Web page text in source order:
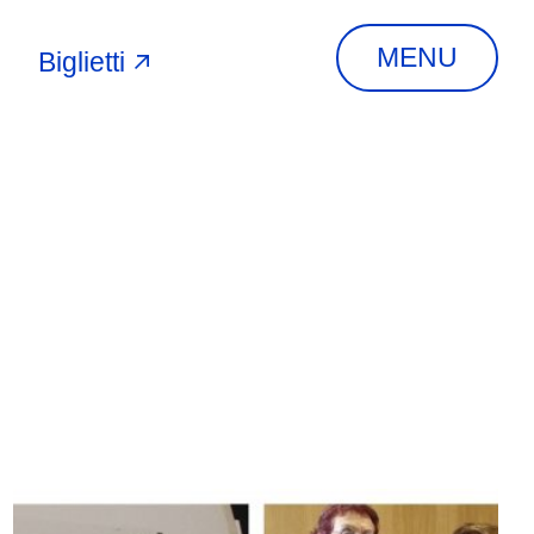
Biglietti MENU